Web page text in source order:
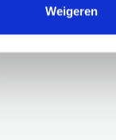
Weigeren